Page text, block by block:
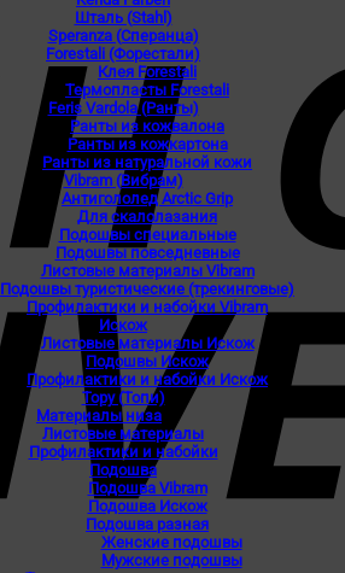
Шталь (Stahl)
Speranza (Сперанца)
Forestali (Форестали)
Клея Forestali
Термопласты Forestali
Feris Vardola (Ранты)
Ранты из кожвалона
Ранты из кожкартона
Ранты из натуральной кожи
Vibram (Вибрам)
Антигололед Arctic Grip
Для скалолазания
Подошвы специальные
Подошвы повседневные
Листовые материалы Vibram
Подошвы туристические (трекинговые)
Профилактики и набойки Vibram
Искож
Листовые материалы Искож
Подошвы Искож
Профилактики и набойки Искож
Topy (Топи)
Материалы низа
Листовые материалы
Профилактики и набойки
Подошва
Подошва Vibram
Подошва Искож
Подошва разная
Женские подошвы
Мужские подошвы